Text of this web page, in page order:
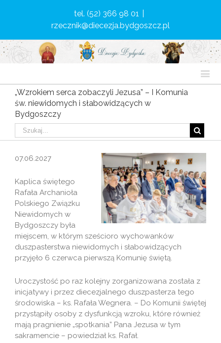
tel. (52) 366 98 01
rzecznik@diecezja.bydgoszcz.pl
„Wzrokiem serca zobaczyli Jezusa” – I Komunia
św. niewidomych i słabowidzących w
Bydgoszczy
07.06.2027
Kaplica świętego
Rafała Archanioła
Polskiego Związku
Niewidomych w
Bydgoszczy była
miejscem, w którym sześcioro wychowanków
duszpasterstwa niewidomych i słabowidzących
przyjęło 6 czerwca pierwszą Komunię świętą.
Uroczystość po raz kolejny zorganizowana została z
inicjatywy i przez diecezjalnego duszpasterza tego
środowiska – ks. Rafała Wegnera. – Do Komunii świętej
przystąpiły osoby z dysfunkcją wzroku, które również
mają pragnienie „spotkania” Pana Jezusa w tym
sakramencie – powiedział ks. Rafał.